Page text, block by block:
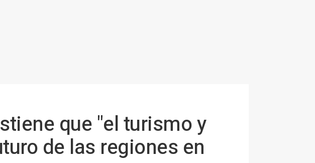
que "el turismo y
de las regiones en